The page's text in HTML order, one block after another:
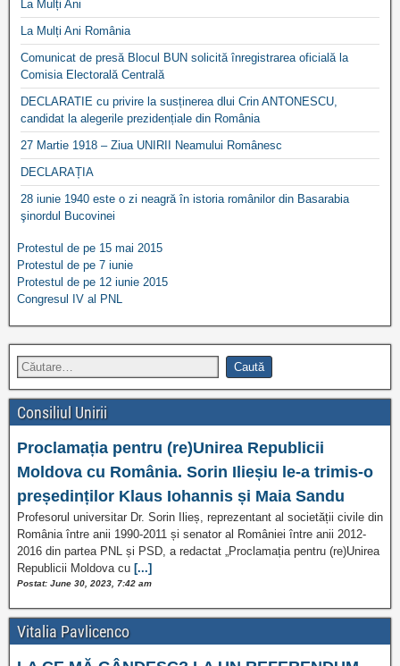
La Mulți Ani
La Mulți Ani România
Comunicat de presă Blocul BUN solicită înregistrarea oficială la
Comisia Electorală Centrală
DECLARATIE cu privire la susținerea dlui Crin ANTONESCU,
candidat la alegerile prezidențiale din România
27 Martie 1918 – Ziua UNIRII Neamului Românesc
DECLARAȚIA
28 iunie 1940 este o zi neagră în istoria românilor din Basarabia
şinordul Bucovinei
Protestul de pe 15 mai 2015
Protestul de pe 7 iunie
Protestul de pe 12 iunie 2015
Congresul IV al PNL
Consiliul Unirii
Proclamația pentru (re)Unirea Republicii
Moldova cu România. Sorin Ilieșiu le-a trimis-o
președinților Klaus Iohannis și Maia Sandu
Profesorul universitar Dr. Sorin Ilieș, reprezentant al societății civile din
România între anii 1990-2011 și senator al României între anii 2012-
2016 din partea PNL și PSD, a redactat „Proclamația pentru (re)Unirea
Republicii Moldova cu [...]
Postat: June 30, 2023, 7:42 am
Vitalia Pavlicenco